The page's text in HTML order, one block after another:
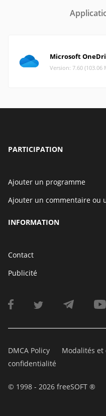
Microsoft
Version: 7.60 (103.06
PARTICIPATION
Ajouter un programme
Ajouter un commentaire ou
INFORMATION
Contact
Publicité
DMCA Policy Modalités et
confidentialité
© 1998 - 2026 freeSOFT ®